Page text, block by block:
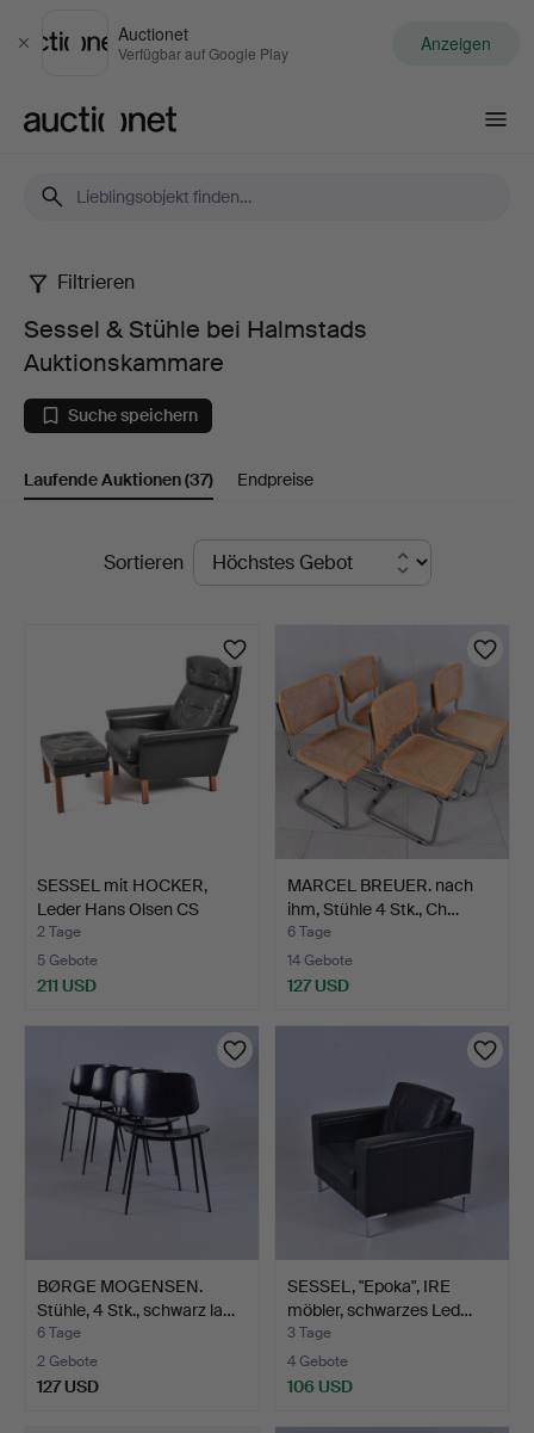
Schließen
Auctionet
Verfügbar auf Google Play Anzeigen
Sessel
Stühle
bei
Auktionskammare
Filtrieren
Sessel & Stühle bei Halmstads
Auktionskammare
Suche speichern
Laufende Auktionen(37) Endpreise
LaufendeSortieren
SESSEL mit HOCKER,
Leder Hans Olsen CS
Möb…
2 Tage
5 Gebote
211 USD
MARCEL BREUER. nach
ihm, Stühle 4 Stk., Ch…
6 Tage
14 Gebote
127 USD
BØRGE MOGENSEN.
Stühle, 4 Stk., schwarz la…
6 Tage
2 Gebote
127 USD
SESSEL, "Epoka", IRE
möbler, schwarzes Led…
3 Tage
4 Gebote
106 USD